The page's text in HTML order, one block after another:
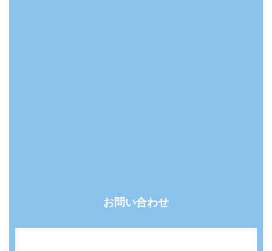
お問い合わせ